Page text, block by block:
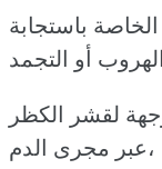
باستجابة
لقشر الكظر
عبر مجرى الدم،